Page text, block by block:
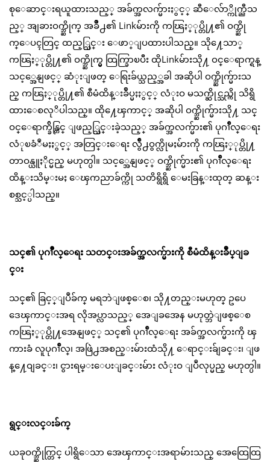
စုေဆာင္းရယူထားသည့္ အခ်က္အလက္မ်ားႏွင့္ ဆီေလ်ာ္ကိုက္ညီသ
ည့္ အျခားဝက္ဘ္ဆိုက္ အခ်ိဳ႕၏ Linkမ်ားကို ကၽြႏ္ုပ္တို႔၏ ဝက္ဘ္ဆို
က္ေပၚတြင္ ထည့္သြင္း ေဖာ္ျပထားပါသည္။ သို႔ေသာ္
ကၽြႏ္ုပ္တို႔၏ ဝက္ဘ္ဆိုက္မွ ထြက္ခြာၿပီး ထိုLinkမ်ားသို႔ ဝင္ေရာက္ရန္
သင့္အေနျဖင့္ ဆံုးျဖတ္ ေရြးခ်ယ္သည့္အခါ အဆိုပါ ဝက္ဘ္ဆိုက္မ်ားသ
ည္ ကၽြႏ္ုပ္တို႔၏ စီမံထိန္းခ်ဳပ္မႈႏွင့္ လံုးဝ မသက္ဆိုင္သည္ကို သိရွိ
ထားေစလုိပါသည္။ ထို႔ေၾကာင့္ အဆိုပါ ဝက္ဘ္ဆိုက္မ်ားသို႔ သင္
ဝင္ေရာက္ခ်ိန္တြင္ ျဖည့္သြင္းခဲ့သည့္ အခ်က္အလက္မ်ား၏ ပုဂၢိဳလ္ေရး
လံုၿခံဳမႈႏွင့္ အတြင္းေရး လွ်ိဳ႕ဝွက္လိုမႈမ်ားကို ကၽြႏ္ုပ္တို႔
တာဝန္ယူႏိုင္မည္ မဟုတ္ပါ။ သင့္အေနျဖင့္ ဝက္ဘ္ဆိုက္မ်ား၏ ပုဂၢိဳလ္ေရး
ထိန္းသိမ္းမႈ ေၾကညာခ်က္ကို သတိရွိရွိ ေမးခြန္းထုတ္ ဆန္း
စစ္သင့္ပါသည္။
သင္၏ ပုဂၢိဳလ္ေရး သတင္းအခ်က္အလက္မ်ားကို စီမံထိန္းခ်ဳပ္ျခ
င္း
သင္၏ ခြင့္ျပဳခ်က္ မရဘဲျဖစ္ေစ၊ သို႔တည္းမဟုတ္ ဥပေ
ဒေၾကာင္းအရ လိုအပ္လာသည့္ အေျခအေန မဟုတ္ဘဲျဖစ္ေစ
ကၽြႏ္ုပ္တို႔အေနျဖင့္ သင္၏ ပုဂၢိဳလ္ေရး အခ်က္အလက္မ်ားကို ၾ
ကားခံ လူပုဂၢိဳလ္၊ အဖြဲဲ႕အစည္းမ်ားထံသို႔ ေရာင္းခ်ျခင္း၊ ျဖ
န္႔ေဝျခင္း၊ ငွားရမ္းေပးျခင္းမ်ား လံုးဝ ျပဳလုပ္မည္ မဟုတ္ပါ။
ရွင္းလင္းခ်က္
ယခုဝက္ဘ္ဆိုက္တြင္ ပါရွိေသာ အေၾကာင္းအရာမ်ားသည္ အေထြေထြ